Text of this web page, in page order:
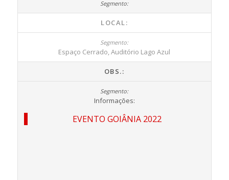
LOCAL:
Espaço Cerrado, Auditório Lago Azul
OBS.:
Informações:
EVENTO GOIÂNIA 2022